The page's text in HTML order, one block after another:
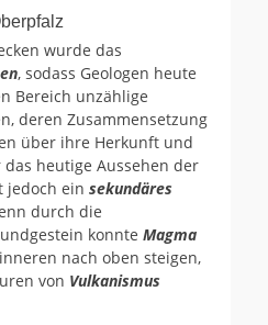
wurde das
, sodass Geologen heute
Bereich unzählige
deren Zusammensetzung
über ihre Herkunft und
heutige Aussehen der
jedoch ein sekundäres
durch die
konnte Magma
nach oben steigen,
von Vulkanismus